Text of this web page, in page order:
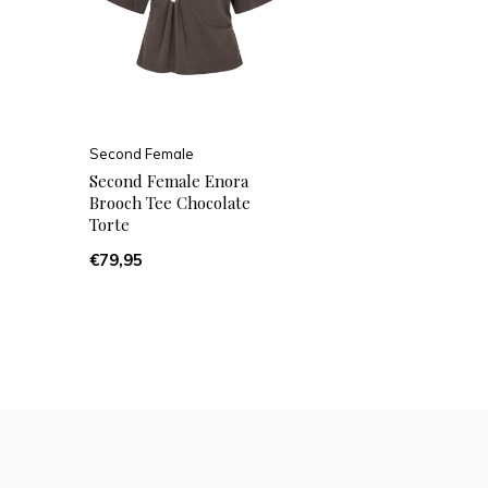
Second Female
Second Female Enora
Brooch Tee Chocolate
Torte
€79,95